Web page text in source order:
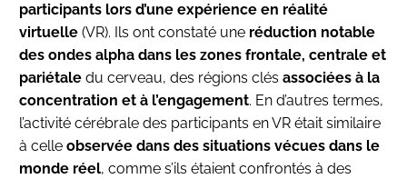
participants lors d’une expérience en réalité
virtuelle (VR). Ils ont constaté une réduction notable
des ondes alpha dans les zones frontale, centrale et
pariétale du cerveau, des régions clés associées à la
concentration et à l’engagement. En d’autres termes,
l’activité cérébrale des participants en VR était similaire
à celle observée dans des situations vécues dans le
monde réel, comme s’ils étaient confrontés à des